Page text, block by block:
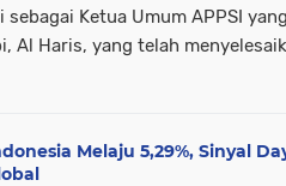
sebagai Ketua Umum APPSI
Al Haris, yang telah
Melaju 5,29%, Sinyal